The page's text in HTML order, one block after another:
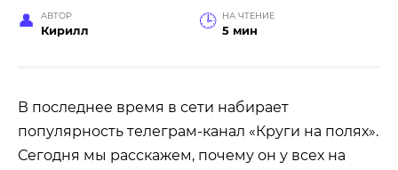
АВТОР
Кирилл
НА ЧТЕНИЕ
5 мин
В последнее время в сети набирает
популярность телеграм-канал «Круги на полях».
Сегодня мы расскажем, почему он у всех на